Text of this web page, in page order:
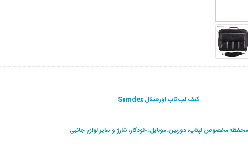
کیف لپ تاپ اورجینال Sumdex
محفظه مخصوص لپتاپ، دوربین، موبایل، خودکار، شارژ و سایر لوازم جانبی